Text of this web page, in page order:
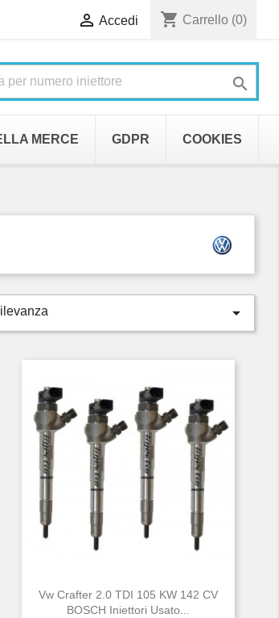
 Accedi shopping_cart Carrello (0)

MERCE GDPR COOKIES

Vw Crafter 2.0 TDI 105 KW 142 CV
BOSCH Iniettori Usato...